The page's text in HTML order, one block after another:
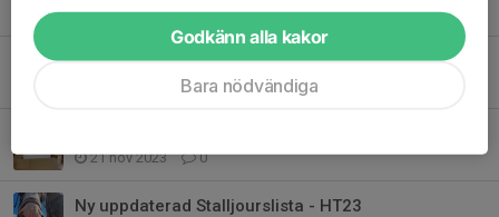
12 mar 2024 0
Ridläger hoppinriktat för ungdomar
0
21 nov 2023 0
Ny uppdaterad Stalljourslista - HT23
Godkänn alla kakor
Bara nödvändiga